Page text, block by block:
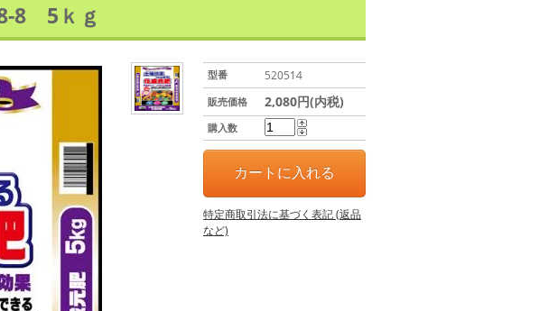
8 5ｋｇ
型番 520514
販売価格 2,080円(内税)
購入数
特定商取引法に基づく表記 (返品
など)